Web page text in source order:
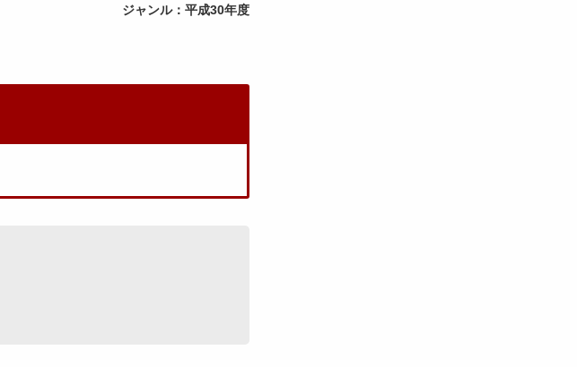
ジャンル：平成30年度